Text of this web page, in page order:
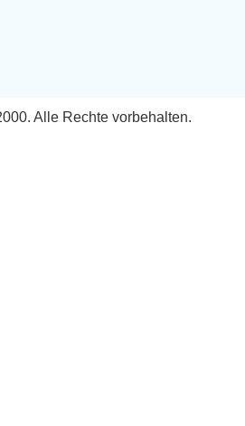
Alle Rechte vorbehalten.